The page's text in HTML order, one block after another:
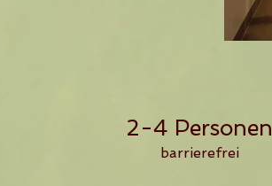
2-4 Personen
barrierefrei